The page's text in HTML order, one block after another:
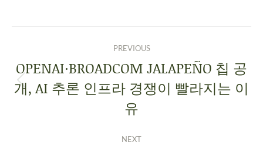
PREVIOUS
OPENAI·BROADCOM JALAPEÑO 칩 공
개, AI 추론 인프라 경쟁이 빨라지는 이
유
NEXT